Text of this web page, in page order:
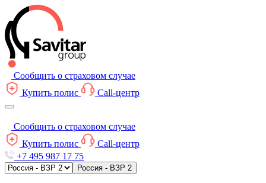
Сообщить о страховом случае
Купить полис
Call-центр
Сообщить о страховом случае
Купить полис
Call-центр
+7 495 987 17 75
Россия - ВЗР 2